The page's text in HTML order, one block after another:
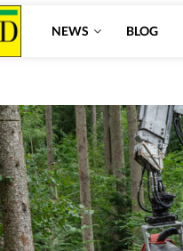
NEWS BLOG